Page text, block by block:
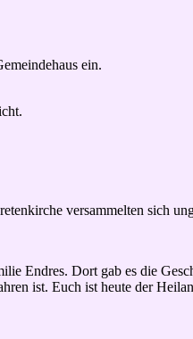
ein.
versammelten sich
Endres. Dort gab es die
ist. Euch ist heute der